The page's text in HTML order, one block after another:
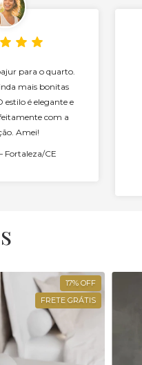
para o quarto.
mais bonitas
estilo é elegante e
com a
Amei!
Fortaleza/CE
17% OFF
FRETE GRÁTIS